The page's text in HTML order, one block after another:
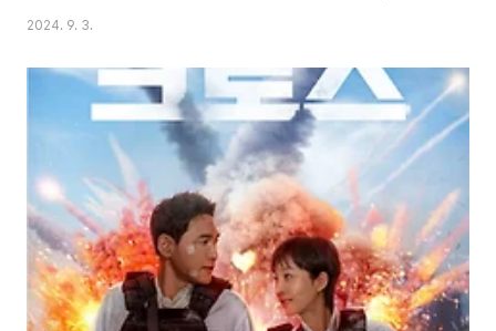
영등급 : 15세 이상 관람가 2. 영화 타겟 줄거리한 남자가 컴퓨터 매매를 위해
일이 생겨 오빠를 보낸다는 메시지가 왔다. 그 후 찾아온 거래자. 그런데 갑자기
남자를 살해한다. 남자를 죽이고 집안의 모든 물건을 중고 거래 사이트에 올린
다. 인테리어 회사에서 팀장으로 일하는 장수현. 매일 실장에게 깨지는 게 일이
다. 오늘도 현장에서 일어난 손실을 수현에게 물어내라는 실..
2024. 9. 3.